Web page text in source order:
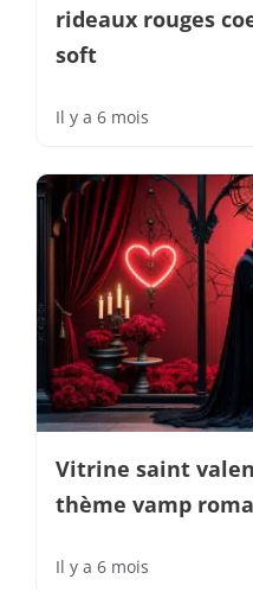
rideaux rouges
soft
Il y a 6 mois
Vitrine saint
thème vamp
Il y a 6 mois